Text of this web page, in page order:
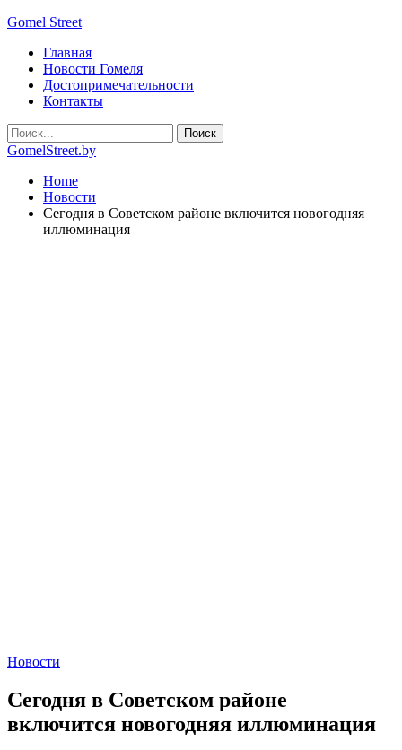
Gomel Street
Главная
Новости Гомеля
Достопримечательности
Контакты
GomelStreet.by
Home
Новости
Сегодня в Советском районе включится новогодняя
иллюминация
Новости
Сегодня в Советском районе
включится новогодняя иллюминация